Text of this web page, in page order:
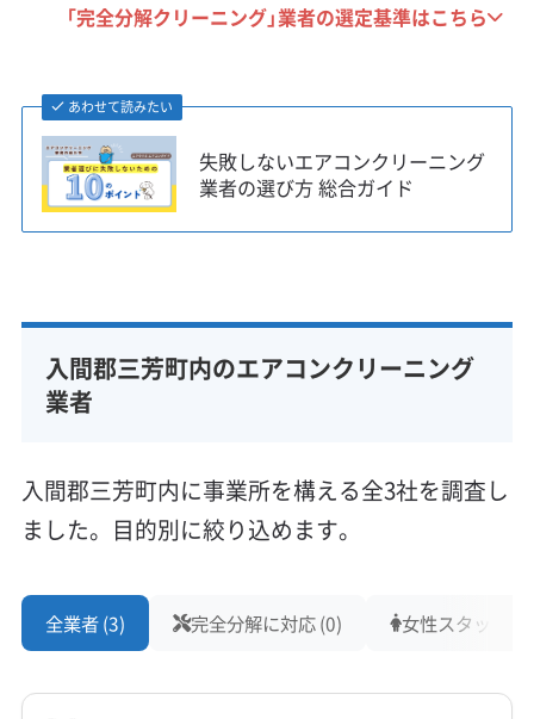
「完全分解クリーニング」業者の選定基準はこちら
あわせて読みたい
失敗しないエアコンクリーニング
業者の選び方 総合ガイド
入間郡三芳町内のエアコンクリーニング
業者
入間郡三芳町内に事業所を構える全3社を調査し
ました。目的別に絞り込めます。
全業者 (3) 完全分解に対応 (0) 女性スタッフ在